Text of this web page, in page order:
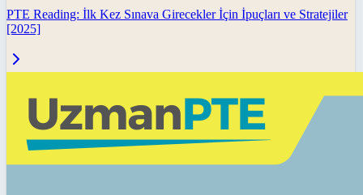
PTE Reading: İlk Kez Sınava Girecekler İçin İpuçları ve Stratejiler
[2025]